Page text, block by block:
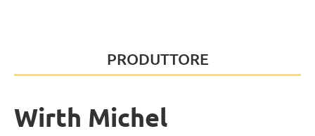
PRODUTTORE
Wirth Michel